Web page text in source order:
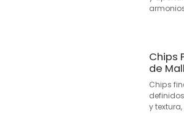
Chips
de
Chips
y